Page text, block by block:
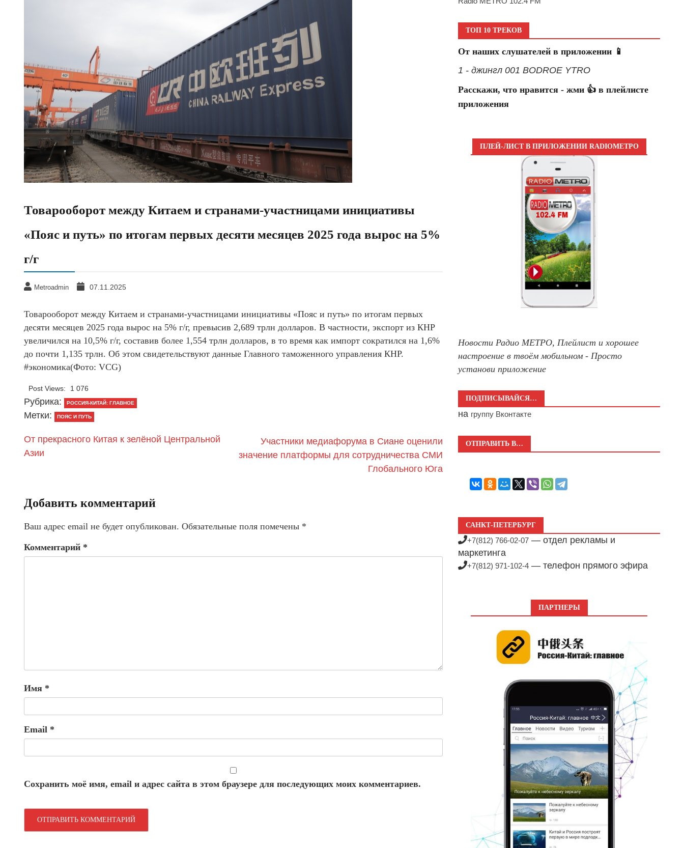
Товарооборот между Китаем и странами-участницами инициативы
«Пояс и путь» по итогам первых десяти месяцев 2025 года вырос на 5%
г/г
Metroadmin 07.11.2025
Товарооборот между Китаем и странами-участницами инициативы «Пояс и путь» по итогам первых
десяти месяцев 2025 года вырос на 5% г/г, превысив 2,689 трлн долларов. В частности, экспорт из КНР
увеличился на 10,5% г/г, составив более 1,554 трлн долларов, в то время как импорт сократился на 1,6%
до почти 1,135 трлн. Об этом свидетельствуют данные Главного таможенного управления КНР.
#экономика(Фото: VCG)
Post Views: 1 076
Рубрика: РОССИЯ-КИТАЙ: ГЛАВНОЕ
Метки: ПОЯС И ПУТЬ
От прекрасного Китая к зелёной Центральной
Азии
Участники медиафорума в Сиане оценили
значение платформы для сотрудничества СМИ
Глобального Юга
Добавить комментарий
Ваш адрес email не будет опубликован. Обязательные поля помечены *
Комментарий *
Имя *
Email *
Сохранить моё имя, email и адрес сайта в этом браузере для последующих моих комментариев.
ТОП 10 ТРЕКОВ
От наших слушателей в приложении 📱
1 - джингл 001 BODROE YTRO
Расскажи, что нравится - жми 👍 в плейлисте
приложения
ПЛЕЙ-ЛИСТ В ПРИЛОЖЕНИИ RADIOМЕТРО
Новости Радио МЕТРО, Плейлист и хорошее
настроение в твоём мобильном - Просто
установи приложение
ПОДПИСЫВАЙСЯ…
на группу Вконтакте
ОТПРАВИТЬ В…
САНКТ-ПЕТЕРБУРГ
+7(812) 766-02-07 — отдел рекламы и
маркетинга
+7(812) 971-102-4 — телефон прямого эфира
ПАРТНЕРЫ